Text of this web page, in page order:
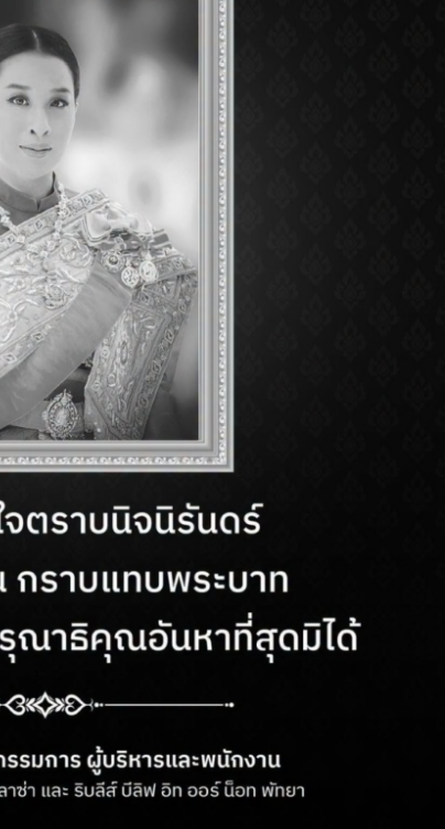
SHOP INFORMATON:
BACK TO DIRECTORY
ต่อเรา
ยบริการลูกค้า:+66 (038) 710 294
ติ